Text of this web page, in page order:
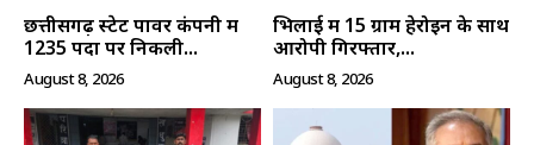
SUBSCRIBE NOW
छत्तीसगढ़ स्टेट पावर कंपनी में
1235 पदों पर निकली...
August 8, 2026
भिलाई में 15 ग्राम हेरोइन के साथ
आरोपी गिरफ्तार,...
August 8, 2026